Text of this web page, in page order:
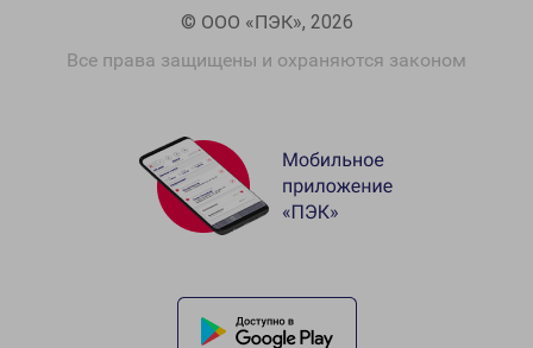
© ООО «ПЭК», 2026
Все права защищены и охраняются законом